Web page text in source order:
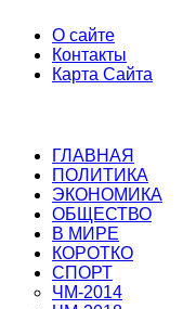
О сайте
Контакты
Карта Сайта
ГЛАВНАЯ
ПОЛИТИКА
ЭКОНОМИКА
ОБЩЕСТВО
В МИРЕ
КОРОТКО
СПОРТ
ЧМ-2014